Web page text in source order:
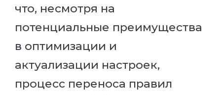
что, несмотря на
потенциальные преимущества
в оптимизации и
актуализации настроек,
процесс переноса правил